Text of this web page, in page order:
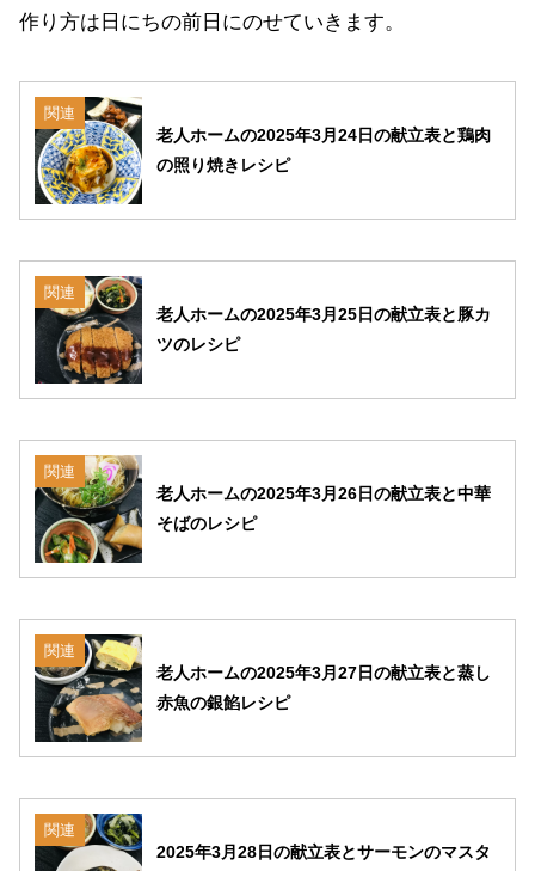
作り方は日にちの前日にのせていきます。
関連
老人ホームの2025年3月24日の献立表と鶏肉
の照り焼きレシピ
関連
老人ホームの2025年3月25日の献立表と豚カ
ツのレシピ
関連
老人ホームの2025年3月26日の献立表と中華
そばのレシピ
関連
老人ホームの2025年3月27日の献立表と蒸し
赤魚の銀餡レシピ
関連
2025年3月28日の献立表とサーモンのマスタ